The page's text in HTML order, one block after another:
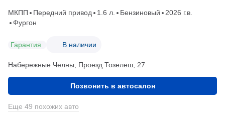
МКПП Передний привод 1.6 л. Бензиновый
2026 г.в.
Фургон
Гарантия В наличии
Набережные Челны, Проезд ​Тозелеш, 27
Позвонить в автосалон
Еще 49 похожих авто